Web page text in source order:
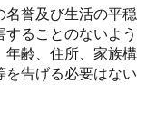
名誉及び生活の平穏
ることのないよう
年齢、住所、家族構
を告げる必要はない